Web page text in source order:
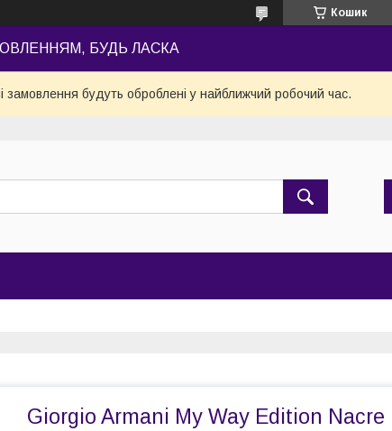
Кошик
БУДЬ ЛАСКА
замовлення будуть оброблені у найближчий робочий час.
Giorgio Armani My Way Edition Nacre